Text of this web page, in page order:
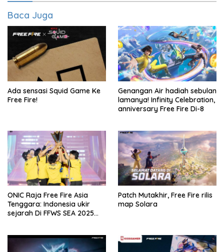
Baca Juga
Ada sensasi Squid Game Ke
Free Fire!
Genangan Air hadiah sebulan
lamanya! Infinity Celebration,
anniversary Free Fire Di-8
ONIC Raja Free Fire Asia
Tenggara: Indonesia ukir
sejarah Di FFWS SEA 2025
Patch Mutakhir, Free Fire rilis
map Solara